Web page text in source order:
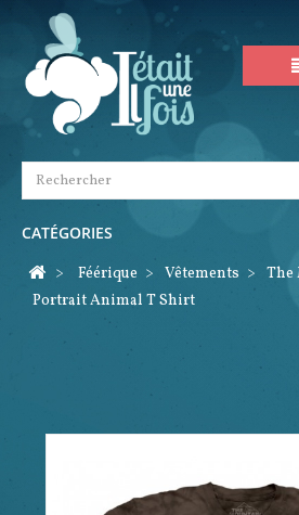
CATÉGORIES
>
Féérique > Vêtements > The
Portrait Animal T Shirt